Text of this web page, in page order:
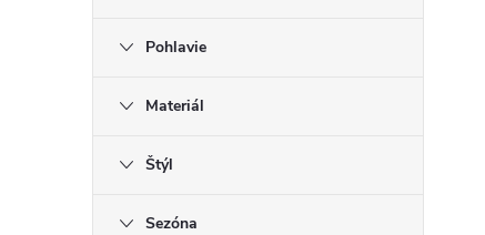
Pohlavie
Materiál
Štýl
Sezóna